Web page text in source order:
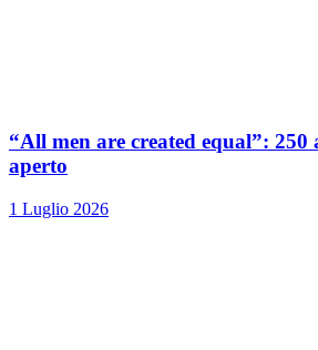
“All men are created equal”:
aperto
1 Luglio 2026